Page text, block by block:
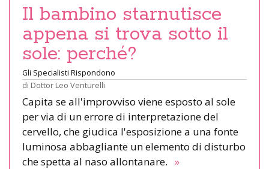
Il bambino starnutisce
appena si trova sotto il
sole: perché?
Gli Specialisti Rispondono
di Dottor Leo Venturelli
Capita se all'improvviso viene esposto al sole
per via di un errore di interpretazione del
cervello, che giudica l'esposizione a una fonte
luminosa abbagliante un elemento di disturbo
che spetta al naso allontanare. »